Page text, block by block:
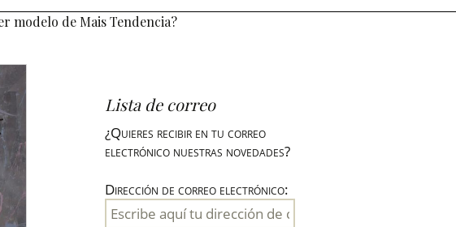
modelo de Mais Tendencia?
Lista de correo
¿Quieres recibir en tu correo
electrónico nuestras novedades?
Dirección de correo electrónico: